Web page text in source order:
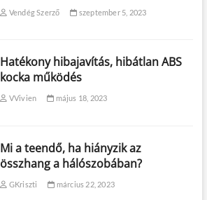
Vendég Szerző szeptember 5, 2023
Hatékony hibajavítás, hibátlan ABS
kocka működés
VVivien május 18, 2023
Mi a teendő, ha hiányzik az
összhang a hálószobában?
GKriszti március 22, 2023